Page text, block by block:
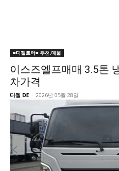
■디젤트럭■ 추천.매물
이스즈엘프매매 3.5톤
차가격
디젤 DE - 2026년 05월 28일